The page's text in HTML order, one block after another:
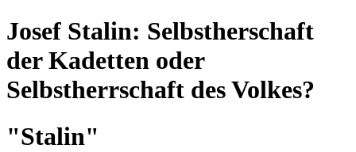
Josef Stalin: Selbstherschaft
der Kadetten oder
Selbstherrschaft des Volkes?
"Stalin"